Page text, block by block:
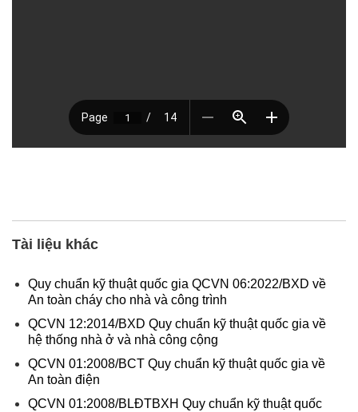
Tài liệu khác
Quy chuẩn kỹ thuật quốc gia QCVN 06:2022/BXD về
An toàn cháy cho nhà và công trình
QCVN 12:2014/BXD Quy chuẩn kỹ thuật quốc gia về
hệ thống nhà ở và nhà công cộng
QCVN 01:2008/BCT Quy chuẩn kỹ thuật quốc gia về
An toàn điện
QCVN 01:2008/BLĐTBXH Quy chuẩn kỹ thuật quốc